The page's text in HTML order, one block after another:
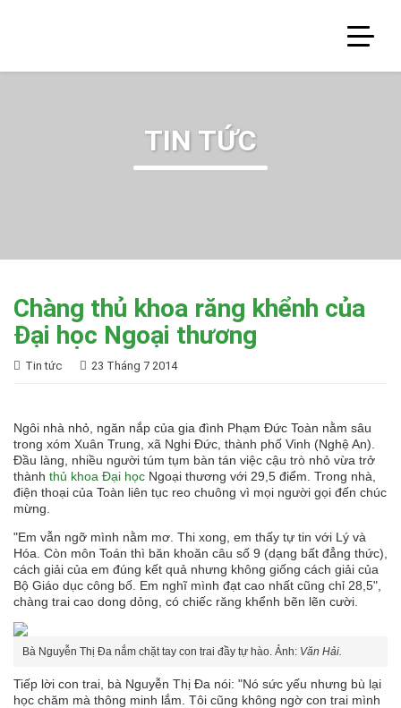
TIN TỨC
Chàng thủ khoa răng khểnh của
Đại học Ngoại thương
Tin tức 23 Tháng 7 2014
Ngôi nhà nhỏ, ngăn nắp của gia đình Phạm Đức Toàn nằm sâu
trong xóm Xuân Trung, xã Nghi Đức, thành phố Vinh (Nghệ An).
Đầu làng, nhiều người túm tụm bàn tán việc cậu trò nhỏ vừa trở
thành thủ khoa Đại học Ngoại thương với 29,5 điểm. Trong nhà,
điện thoại của Toàn liên tục reo chuông vì mọi người gọi đến chúc
mừng.
"Em vẫn ngỡ mình nằm mơ. Thi xong, em thấy tự tin với Lý và
Hóa. Còn môn Toán thì băn khoăn câu số 9 (dạng bất đẳng thức),
cách giải của em đúng kết quả nhưng không giống cách giải của
Bộ Giáo dục công bố. Em nghĩ mình đạt cao nhất cũng chỉ 28,5",
chàng trai cao dong dỏng, có chiếc răng khểnh bẽn lẽn cười.
Bà Nguyễn Thị Đa nắm chặt tay con trai đầy tự hào. Ảnh: Văn Hải.
Tiếp lời con trai, bà Nguyễn Thị Đa nói: "Nó sức yếu nhưng bù lại
học chăm mà thông minh lắm. Tôi cũng không ngờ con trai mình